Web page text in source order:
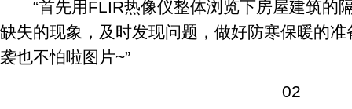
“首先用FLIR热像仪整体浏览下房屋建筑的
缺失的现象，及时发现问题，做好防寒保暖的
袭也不怕啦图片~”
02